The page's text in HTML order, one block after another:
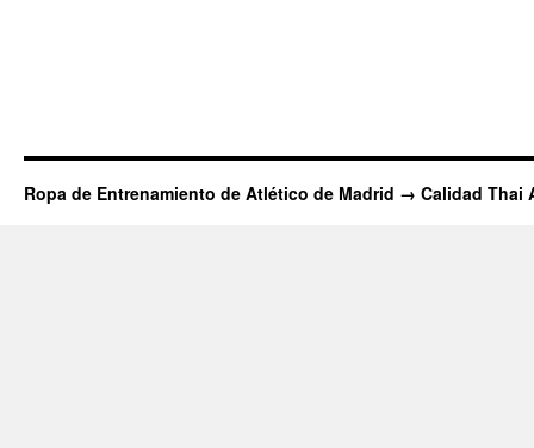
Ropa de Entrenamiento de Atlético de Madrid → Calidad Thai